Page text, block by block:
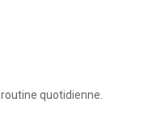
quotidienne.